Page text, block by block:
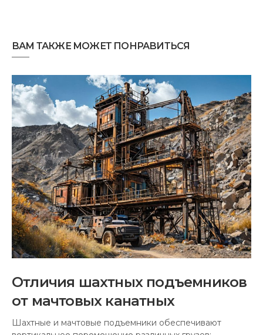
ВАМ ТАКЖЕ МОЖЕТ ПОНРАВИТЬСЯ
Отличия шахтных подъемников
от мачтовых канатных
Шахтные и мачтовые подъемники обеспечивают